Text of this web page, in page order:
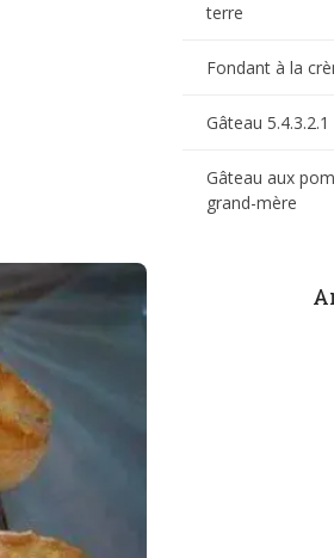
terre
Fondant à la
Gâteau
Gâteau aux
grand-mère